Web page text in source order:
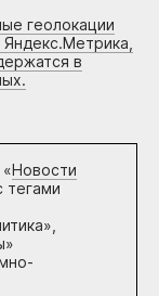
геолокации
в
Новости
тегами